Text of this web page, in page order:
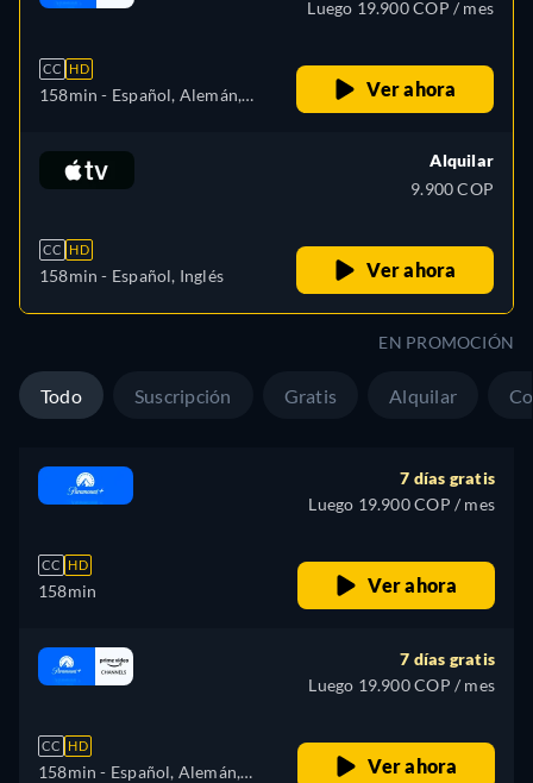
CC HD
158min - Español, Alemán,
Portugués
Luego 19.900 COP / mes
Ver ahora
CC HD
158min - Español, Inglés
Alquilar
9.900 COP
Ver ahora
EN PROMOCIÓN
Todo Suscripción Gratis Alquilar
CC HD
158min
7 días gratis
Luego 19.900 COP / mes
Ver ahora
CC HD
158min - Español, Alemán,
7 días gratis
Luego 19.900 COP / mes
Ver ahora